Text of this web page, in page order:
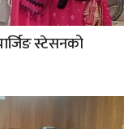
स्टेसनको